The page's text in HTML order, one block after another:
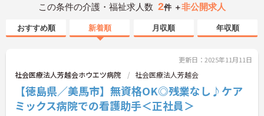
この条件の介護・福祉求人数 2件 ＋非公開求人
おすすめ順 新着順 月収順 年収順
更新日：2025年11月11日
社会医療法人芳越会ホウエツ病院 社会医療法人芳越会
【徳島県／美馬市】無資格OK◎残業なし♪ケア
ミックス病院での看護助手＜正社員＞